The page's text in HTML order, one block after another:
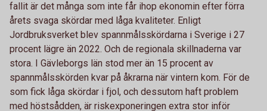
fallit är det många som inte får ihop ekonomin efter förra
årets svaga skördar med låga kvaliteter. Enligt
Jordbruksverket blev spannmålsskördarna i Sverige i 27
procent lägre än 2022. Och de regionala skillnaderna var
stora. I Gävleborgs län stod mer än 15 procent av
spannmålsskörden kvar på åkrarna när vintern kom. För de
som fick låga skördar i fjol, och dessutom haft problem
med höstsådden, är riskexponeringen extra stor inför